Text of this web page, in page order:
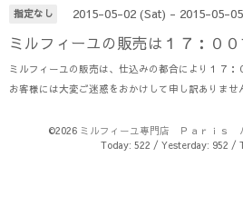
指定なし 2015-05-02 (Sat) - 2015-05-
ミルフィーユの販売は１７：００
ミルフィーユの販売は、仕込みの都合により１７：
お客様には大変ご迷惑をおかけして申し訳ありませ
©2026 ミルフィーユ専門店 Ｐａｒｉｓ
Today: 522 / Yesterday: 952 /